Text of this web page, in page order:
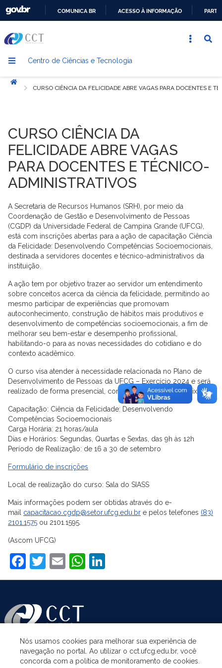
CONTEÚDO
COMUNICA BR ACESSO À INFORMAÇÃO
Centro de Ciências e Tecnologia
Início
CURSO CIÊNCIA DA FELICIDADE ABRE VAGAS PARA DOCENTES E
CURSO CIÊNCIA DA
FELICIDADE ABRE VAGAS
PARA DOCENTES E TÉCNICO-
ADMINISTRATIVOS
A Secretaria de Recursos Humanos (SRH), por meio da
Coordenação de Gestão e Desenvolvimento de Pessoas
(CGDP) da Universidade Federal de Campina Grande (UFCG),
está com inscrições abertas para a ação de capacitação Ciência
da Felicidade: Desenvolvendo Competências Socioemocionais,
destinada a servidores docentes e técnico-administrativos da
instituição.
A ação tem por objetivo trazer ao servidor um entendimento
sobre conceitos acerca da ciência da felicidade, permitindo ao
mesmo participar de experiências que promovam
autoconhecimento, construção de hábitos mais produtivos e
desenvolvimento de competências socioemocionais, a fim de
melhorar seu bem-estar e desempenho profissional,
habilitando-o para as novas necessidades do cotidiano e do
contexto acadêmico.
O curso visa atender à necessidade relacionada no Plano de
Desenvolvimento de Pessoas da UFCG – Exercício 2024 e será
realizado de forma presencial, conforme orientações abaixo:
Capacitação: Ciência da Felicidade: Desenvolvendo
Competências Socioemocionais
Carga Horária: 21 horas/aula
Dias e Horários: Segundas, Quartas e Sextas, das 9h às 12h
Período de Realização: de 16 a 30 de setembro
Formulário de inscrições
Local de realização do curso: Sala do SIASS
Mais informações podem ser obtidas através do e-
mail capacitacao.cgdp@setor.ufcg.edu.br e pelos telefones (83)
2101.1575 ou 2101.1595.
(Ascom UFCG)
Facebook
Twitter
EmailWhatsApp
ASSUNTOS
Nós usamos cookies para melhorar sua experiência de
navegação no portal. Ao utilizar o cct.ufcg.edu.br, você
concorda com a política de monitoramento de cookies.